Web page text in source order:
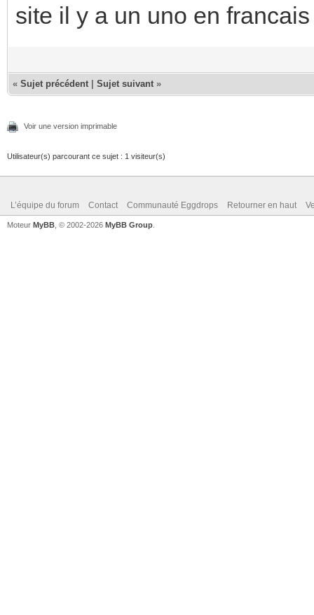
site il y a un uno en
« Sujet précédent Sujet suivant »
Voir une version imprimable
Utilisateur(s) parcourant ce sujet : 1 visiteur(s)
L’équipe du forum Contact Communauté Eggdrops Retourner en haut
Moteur MyBB , © 2002-2026 MyBB Group